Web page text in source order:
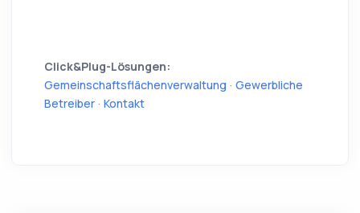
Click&Plug-Lösungen:
Gemeinschaftsflächenverwaltung · Gewerbliche
Betreiber · Kontakt